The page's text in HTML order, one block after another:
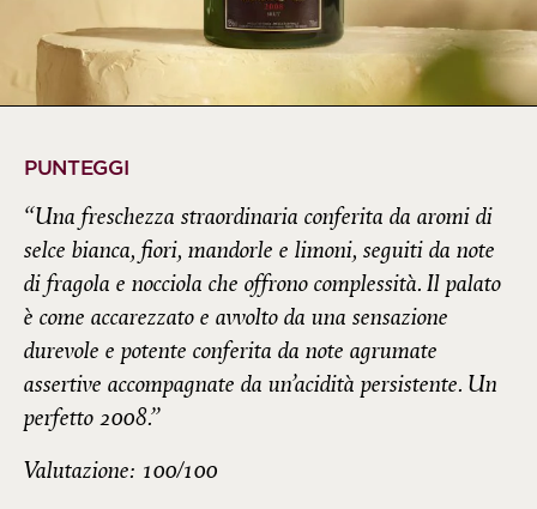
PUNTEGGI
“Una freschezza straordinaria conferita da aromi di
selce bianca, fiori, mandorle e limoni, seguiti da note
di fragola e nocciola che offrono complessità. Il palato
è come accarezzato e avvolto da una sensazione
durevole e potente conferita da note agrumate
assertive accompagnate da un’acidità persistente. Un
perfetto 2008.”
Valutazione: 100/100